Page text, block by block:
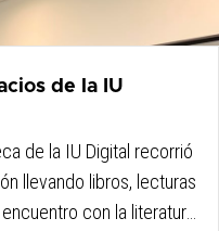
de la IU
de la IU Digital recorrió
llevando libros, lecturas
con la literatura.